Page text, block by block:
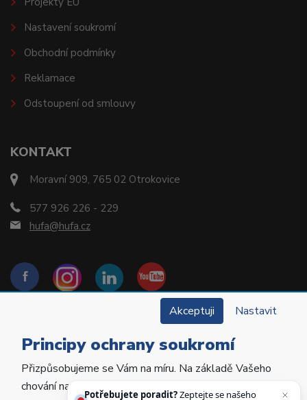
KONTAKT
Moravní 909, 765 02 Otrokovice
577 926 226 - 229
hufa@hufa.cz
Nastavení soukromí
Obchodní podmínky
Reklamace
Odstoupení od smlouvy
Copyright © 2022 Hu-Fa Dental a.s. Všechna práva
vyhrazena.
Akceptuji Nastavit
Principy ochrany soukromí
Přizpůsobujeme se Vám na míru. Na základě Vašeho
chování na webu personalizujeme jeho obsah a
Potřebujete poradit?Zeptejte se našeho